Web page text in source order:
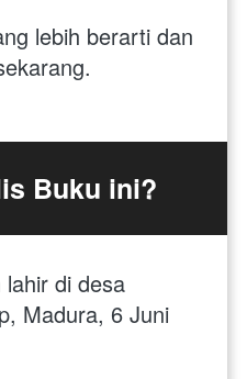
lebih berarti dan
Buku ini?
lahir di desa
Madura, 6 Juni